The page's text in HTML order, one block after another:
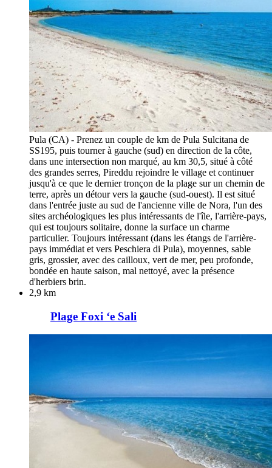
Pula (CA) - Prenez un couple de km de Pula Sulcitana de
SS195, puis tourner à gauche (sud) en direction de la côte,
dans une intersection non marqué, au km 30,5, situé à côté
des grandes serres, Pireddu rejoindre le village et continuer
jusqu'à ce que le dernier tronçon de la plage sur un chemin de
terre, après un détour vers la gauche (sud-ouest). Il est situé
dans l'entrée juste au sud de l'ancienne ville de Nora, l'un des
sites archéologiques les plus intéressants de l'île, l'arrière-pays,
qui est toujours solitaire, donne la surface un charme
particulier. Toujours intéressant (dans les étangs de l'arrière-
pays immédiat et vers Peschiera di Pula), moyennes, sable
gris, grossier, avec des cailloux, vert de mer, peu profonde,
bondée en haute saison, mal nettoyé, avec la présence
d'herbiers brin.
2,9 km
Plage Foxi ‘e Sali